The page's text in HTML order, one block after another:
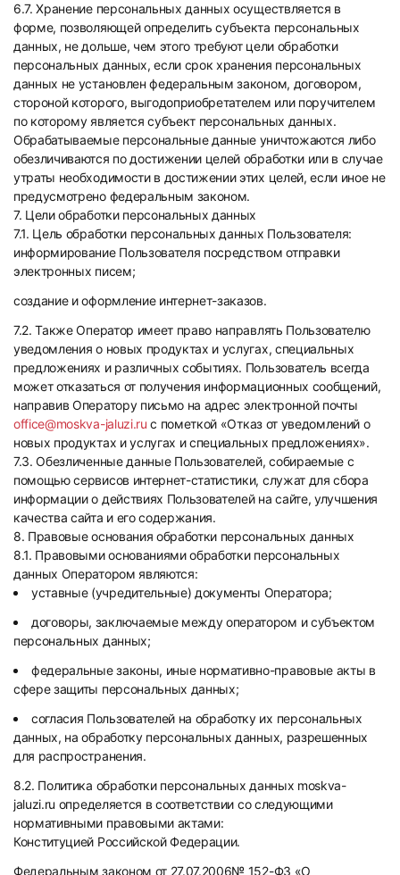
6.7. Хранение персональных данных осуществляется в
форме, позволяющей определить субъекта персональных
данных, не дольше, чем этого требуют цели обработки
персональных данных, если срок хранения персональных
данных не установлен федеральным законом, договором,
стороной которого, выгодоприобретателем или поручителем
по которому является субъект персональных данных.
Обрабатываемые персональные данные уничтожаются либо
обезличиваются по достижении целей обработки или в случае
утраты необходимости в достижении этих целей, если иное не
предусмотрено федеральным законом.
7. Цели обработки персональных данных
7.1. Цель обработки персональных данных Пользователя:
информирование Пользователя посредством отправки
электронных писем;
создание и оформление интернет-заказов.
7.2. Также Оператор имеет право направлять Пользователю
уведомления о новых продуктах и услугах, специальных
предложениях и различных событиях. Пользователь всегда
может отказаться от получения информационных сообщений,
направив Оператору письмо на адрес электронной почты
office@moskva-jaluzi.ru с пометкой «Отказ от уведомлений о
новых продуктах и услугах и специальных предложениях».
7.3. Обезличенные данные Пользователей, собираемые с
помощью сервисов интернет-статистики, служат для сбора
информации о действиях Пользователей на сайте, улучшения
качества сайта и его содержания.
8. Правовые основания обработки персональных данных
8.1. Правовыми основаниями обработки персональных
данных Оператором являются:
уставные (учредительные) документы Оператора;
договоры, заключаемые между оператором и субъектом
персональных данных;
федеральные законы, иные нормативно-правовые акты в
сфере защиты персональных данных;
согласия Пользователей на обработку их персональных
данных, на обработку персональных данных, разрешенных
для распространения.
8.2. Политика обработки персональных данных moskva-
jaluzi.ru определяется в соответствии со следующими
нормативными правовыми актами:
Конституцией Российской Федерации.
Федеральным законом от 27.07.2006№ 152-ФЗ «О